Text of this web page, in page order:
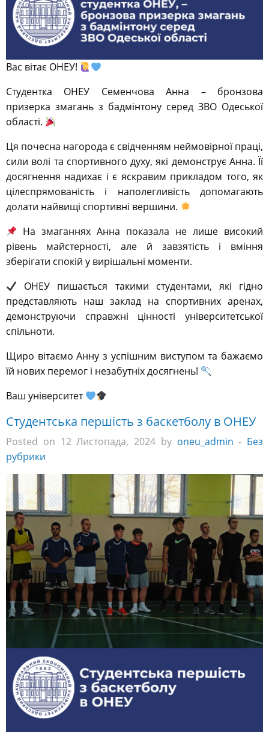
Вас вітає ОНЕУ!
Студентка ОНЕУ Семенчова Анна – бронзова
призерка змагань з бадмінтону серед ЗВО Одеської
області.
Ця почесна нагорода є свідченням неймовірної праці,
сили волі та спортивного духу, які демонструє Анна. Її
досягнення надихає і є яскравим прикладом того, як
цілеспрямованість і наполегливість допомагають
долати найвищі спортивні вершини.
На змаганнях Анна показала не лише високий
рівень майстерності, але й завзятість і вміння
зберігати спокій у вирішальні моменти.
ОНЕУ пишається такими студентами, які гідно
представляють наш заклад на спортивних аренах,
демонструючи справжні цінності університетської
спільноти.
Щиро вітаємо Анну з успішним виступом та бажаємо
їй нових перемог і незабутніх досягнень!
Ваш університет
Студентська першість з баскетболу в ОНЕУ
Posted on 12 Листопада, 2024 by oneu_admin - Без
рубрики